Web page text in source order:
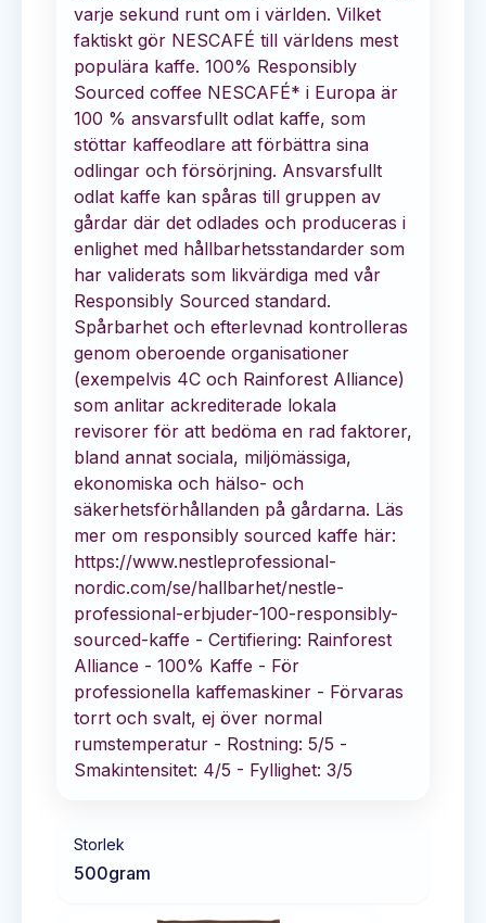
varje sekund runt om i världen. Vilket
faktiskt gör NESCAFÉ till världens mest
populära kaffe. 100% Responsibly
Sourced coffee NESCAFÉ* i Europa är
100 % ansvarsfullt odlat kaffe, som
stöttar kaffeodlare att förbättra sina
odlingar och försörjning. Ansvarsfullt
odlat kaffe kan spåras till gruppen av
gårdar där det odlades och produceras i
enlighet med hållbarhetsstandarder som
har validerats som likvärdiga med vår
Responsibly Sourced standard.
Spårbarhet och efterlevnad kontrolleras
genom oberoende organisationer
(exempelvis 4C och Rainforest Alliance)
som anlitar ackrediterade lokala
revisorer för att bedöma en rad faktorer,
bland annat sociala, miljömässiga,
ekonomiska och hälso- och
säkerhetsförhållanden på gårdarna. Läs
mer om responsibly sourced kaffe här:
https://www.nestleprofessional-
nordic.com/se/hallbarhet/nestle-
professional-erbjuder-100-responsibly-
sourced-kaffe - Certifiering: Rainforest
Alliance - 100% Kaffe - För
professionella kaffemaskiner - Förvaras
torrt och svalt, ej över normal
rumstemperatur - Rostning: 5/5 -
Smakintensitet: 4/5 - Fyllighet: 3/5
Storlek
500gram